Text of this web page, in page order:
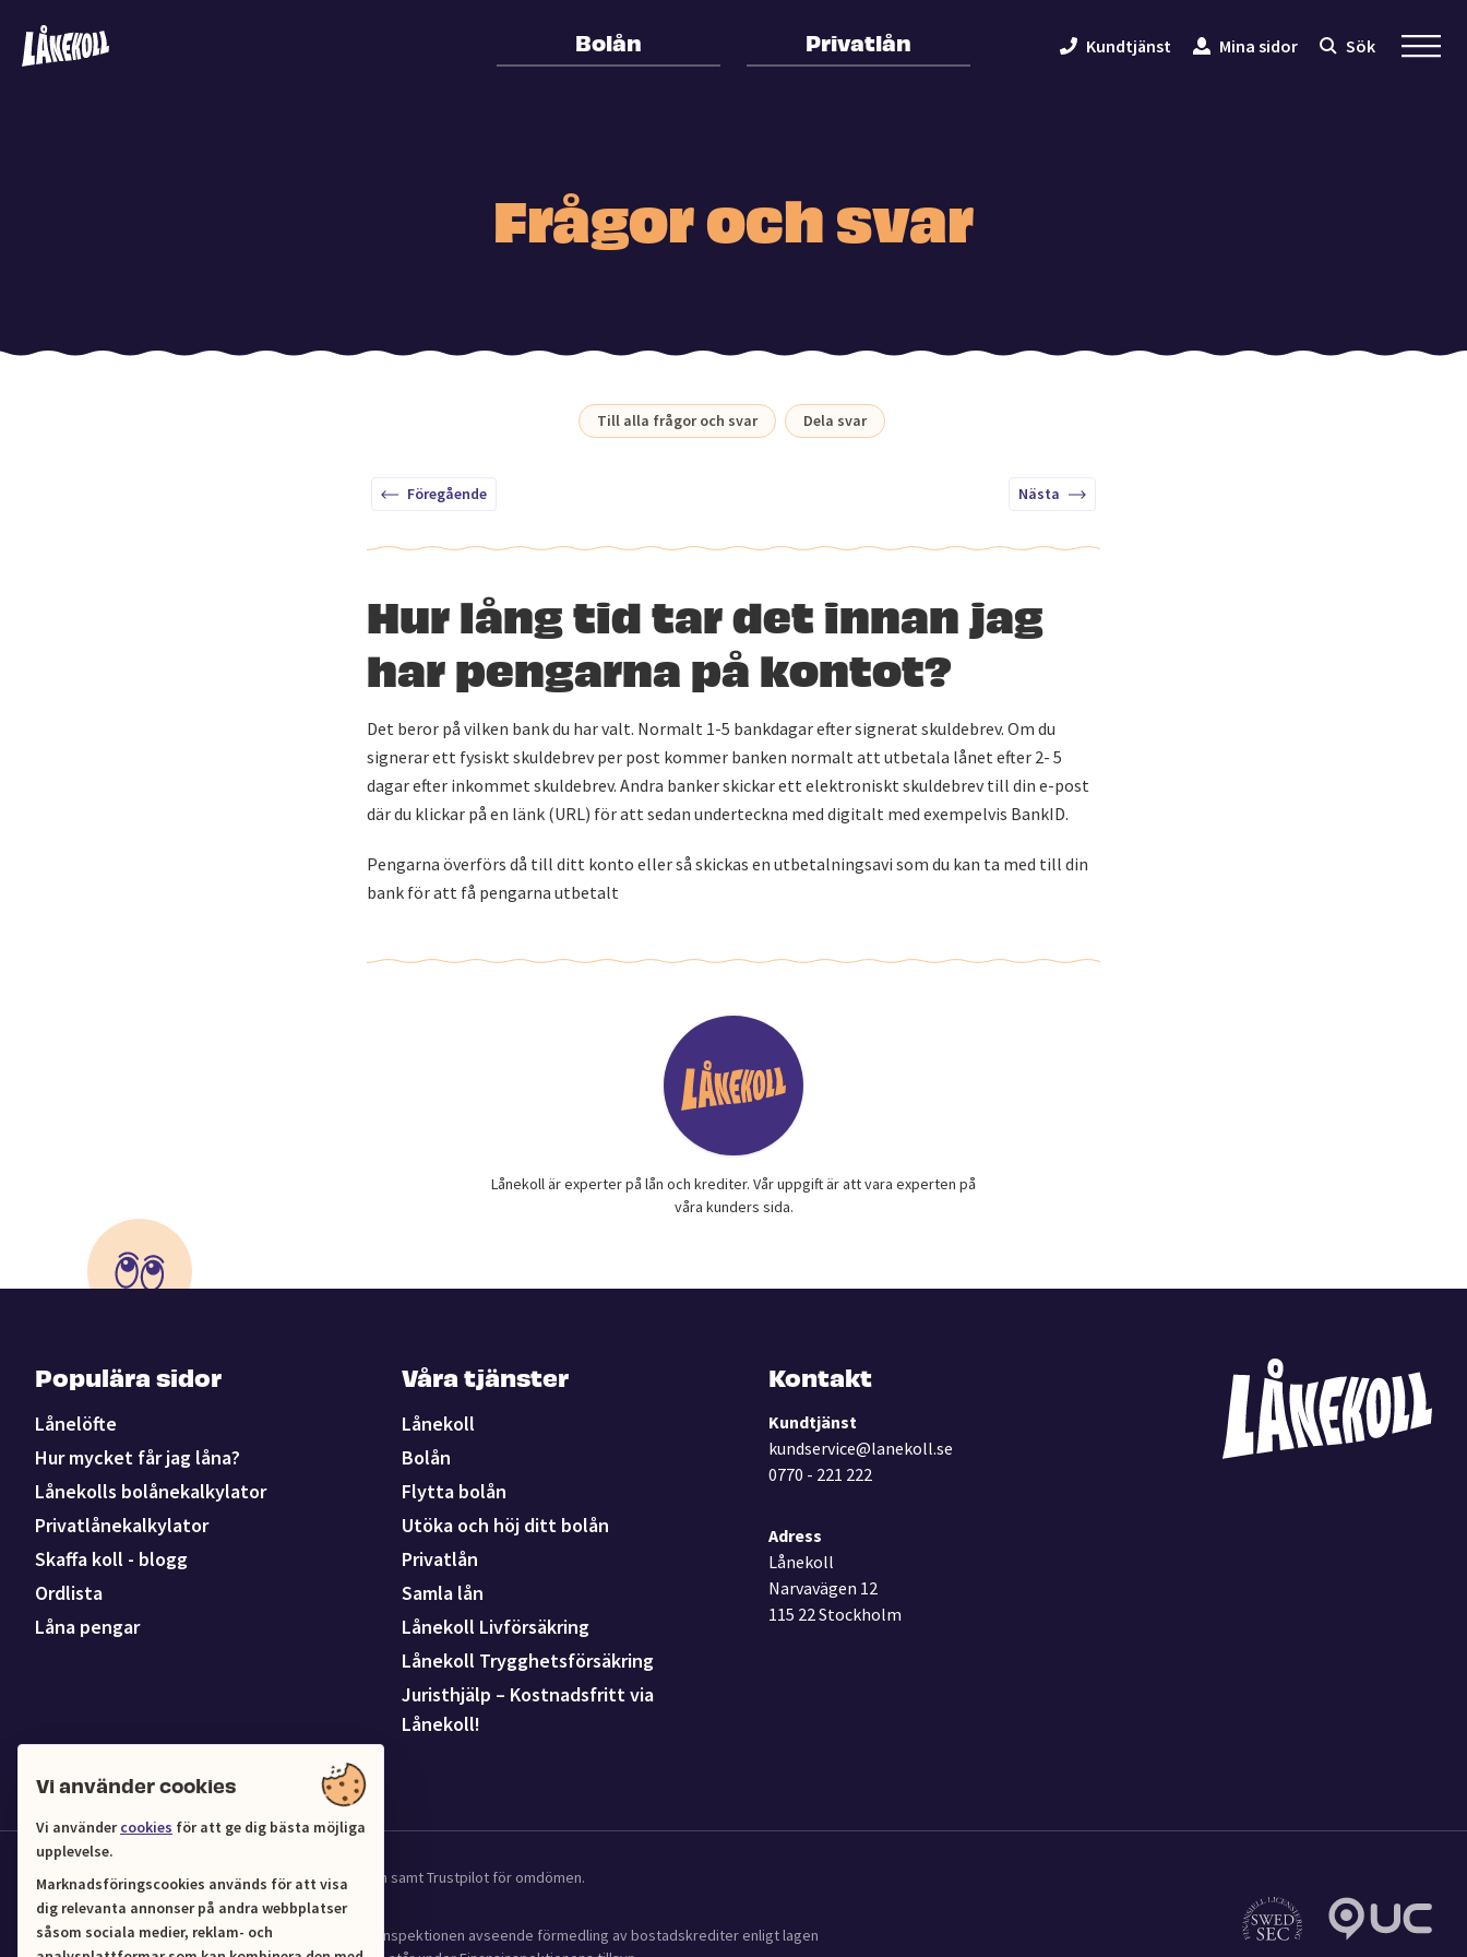
Vi använder cookies
Vi användercookies för att ge dig bästa möjliga
upplevelse.
Marknadsföringscookies används för att visa
dig relevanta annonser på andra webbplatser
såsom sociala medier, reklam- och
Bolån Privatlån Kundtjänst Mina sidor Sök
Frågor och svar
Till alla frågor och svar Dela svar
Föregående Nästa
Hur lång tid tar det innan jag
har pengarna på kontot?
Det beror på vilken bank du har valt. Normalt 1-5 bankdagar efter signerat skuldebrev. Om du
signerar ett fysiskt skuldebrev per post kommer banken normalt att utbetala lånet efter 2- 5
dagar efter inkommet skuldebrev. Andra banker skickar ett elektroniskt skuldebrev till din e-post
där du klickar på en länk (URL) för att sedan underteckna med digitalt med exempelvis BankID.
Pengarna överförs då till ditt konto eller så skickas en utbetalningsavi som du kan ta med till din
bank för att få pengarna utbetalt
Lånekoll är experter på lån och krediter. Vår uppgift är att vara experten på
våra kunders sida.
Populära sidor
Lånelöfte
Hur mycket får jag låna?
Lånekolls bolånekalkylator
Privatlånekalkylator
Skaffa koll - blogg
Ordlista
Låna pengar
Våra tjänster
Lånekoll
Bolån
Flytta bolån
Utöka och höj ditt bolån
Privatlån
Samla lån
Lånekoll Livförsäkring
Lånekoll Trygghetsförsäkring
Juristhjälp – Kostnadsfritt via
Lånekoll!
Kontakt
Kundtjänst
kundservice@lanekoll.se
0770 - 221 222
Adress
Lånekoll
Narvavägen 12
115 22 Stockholm
Vi samarbetar med UC för kredit och affärsinformation samt Trustpilot för omdömen.
Lånekoll (Org.nr 556961-4216) har tillstånd från Finansinspektionen avseende förmedling av bostadskrediter enligt lagen